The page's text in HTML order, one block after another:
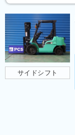
サイドシフト